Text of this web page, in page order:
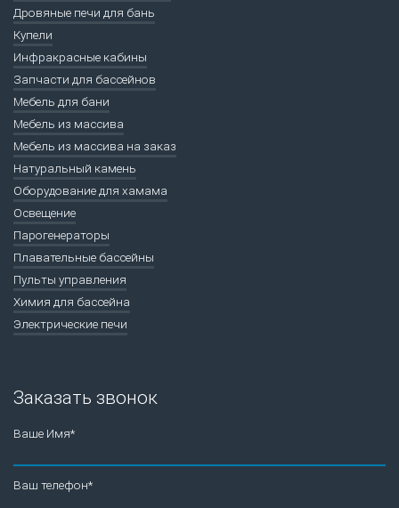
Дровяные печи для бань
Купели
Инфракрасные кабины
Запчасти для бассейнов
Мебель для бани
Мебель из массива
Мебель из массива на заказ
Натуральный камень
Оборудование для хамама
Освещение
Парогенераторы
Плавательные бассейны
Пульты управления
Химия для бассейна
Электрические печи
Заказать звонок
Ваше Имя*
Ваш телефон*